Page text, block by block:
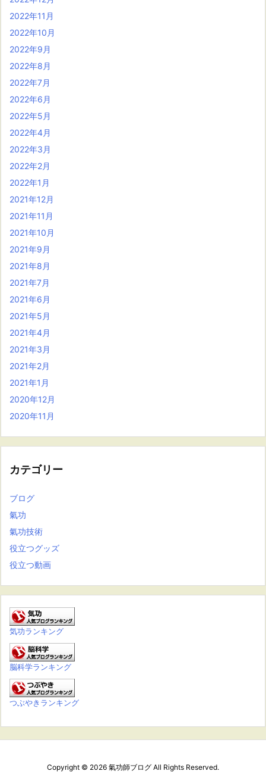
2022年11月
2022年10月
2022年9月
2022年8月
2022年7月
2022年6月
2022年5月
2022年4月
2022年3月
2022年2月
2022年1月
2021年12月
2021年11月
2021年10月
2021年9月
2021年8月
2021年7月
2021年6月
2021年5月
2021年4月
2021年3月
2021年2月
2021年1月
2020年12月
2020年11月
カテゴリー
ブログ
氣功
氣功技術
役立つグッズ
役立つ動画
気功ランキング
脳科学ランキング
つぶやきランキング
Copyright © 2026 氣功師ブログ All Rights Reserved.